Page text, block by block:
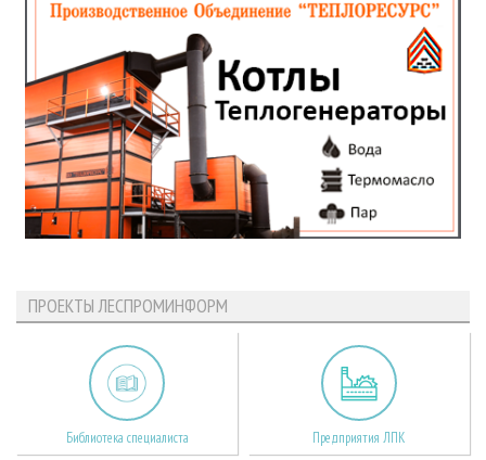
ПРОЕКТЫ ЛЕСПРОМИНФОРМ
Библиотека специалиста Предприятия ЛПК